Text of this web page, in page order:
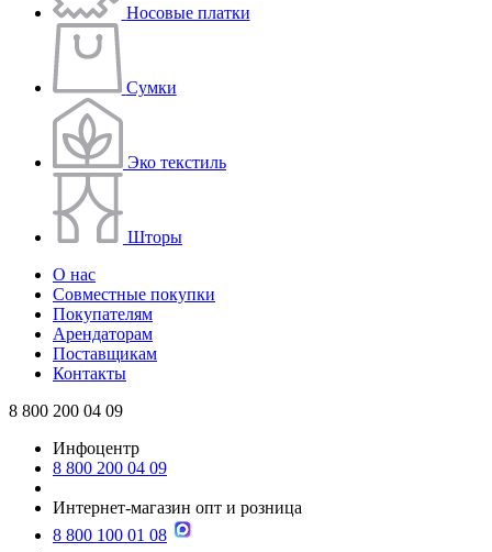
Носовые платки
Сумки
Эко текстиль
Шторы
О нас
Совместные покупки
Покупателям
Арендаторам
Поставщикам
Контакты
8 800 200 04 09
Инфоцентр
8 800 200 04 09
Интернет-магазин опт и розница
8 800 100 01 08